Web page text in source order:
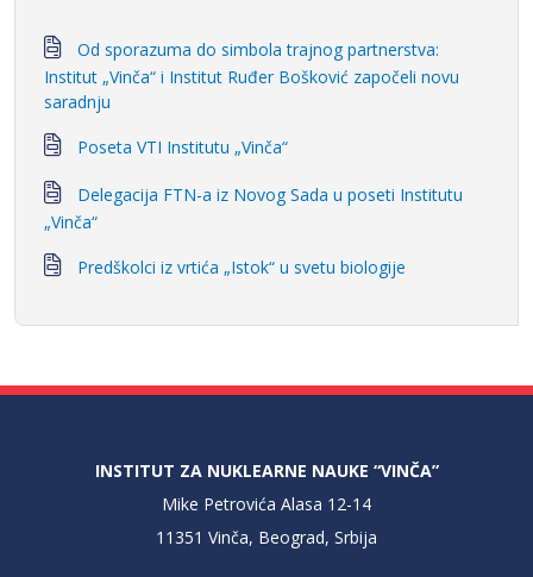
Od sporazuma do simbola trajnog partnerstva:
Institut „Vinča“ i Institut Ruđer Bošković započeli novu
saradnju
Poseta VTI Institutu „Vinča“
Delegacija FTN-a iz Novog Sada u poseti Institutu
„Vinča“
Predškolci iz vrtića „Istok“ u svetu biologije
INSTITUT ZA NUKLEARNE NAUKE “VINČA”
Mike Petrovića Alasa 12-14
11351 Vinča, Beograd, Srbija